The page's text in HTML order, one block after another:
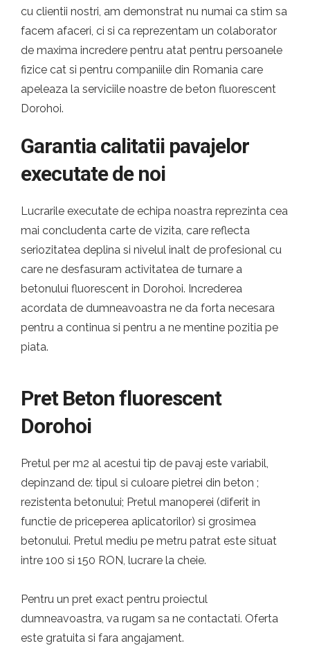
cu clientii nostri, am demonstrat nu numai ca stim sa
facem afaceri, ci si ca reprezentam un colaborator
de maxima incredere pentru atat pentru persoanele
fizice cat si pentru companiile din Romania care
apeleaza la serviciile noastre de beton fluorescent
Dorohoi.
Garantia calitatii pavajelor
executate de noi
Lucrarile executate de echipa noastra reprezinta cea
mai concludenta carte de vizita, care reflecta
seriozitatea deplina si nivelul inalt de profesional cu
care ne desfasuram activitatea de turnare a
betonului fluorescent in Dorohoi. Increderea
acordata de dumneavoastra ne da forta necesara
pentru a continua si pentru a ne mentine pozitia pe
piata.
Pret Beton fluorescent
Dorohoi
Pretul per m2 al acestui tip de pavaj este variabil,
depinzand de: tipul si culoare pietrei din beton ;
rezistenta betonului; Pretul manoperei (diferit in
functie de priceperea aplicatorilor) si grosimea
betonului. Pretul mediu pe metru patrat este situat
intre 100 si 150 RON, lucrare la cheie.
Pentru un pret exact pentru proiectul
dumneavoastra, va rugam sa ne contactati. Oferta
este gratuita si fara angajament.